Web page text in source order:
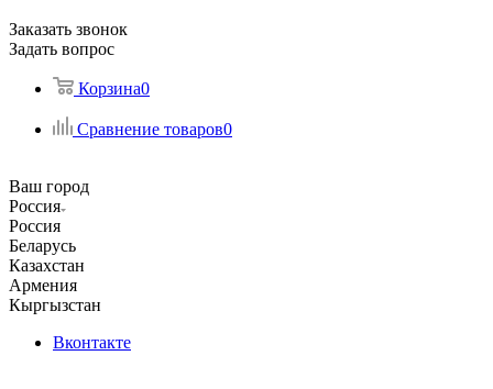
Заказать звонок
Задать вопрос
Корзина0
Сравнение товаров0
Ваш город
Россия
Россия
Беларусь
Казахстан
Армения
Кыргызстан
Вконтакте